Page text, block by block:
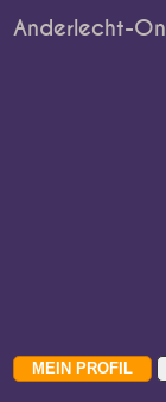
Anderlecht-